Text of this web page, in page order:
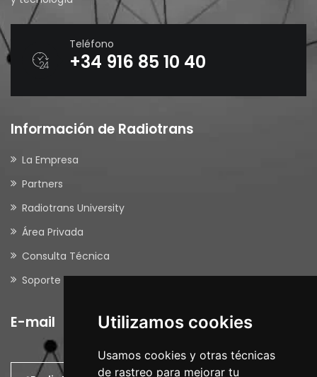
Utilizamos cookies
Usamos cookies y otras técnicas
de rastreo para mejorar tu
Teléfono
+34 916 85 10 40
Información de Radiotrans
La Empresa
Partners
Radiotrans University
Área Privada
Consulta Técnica
Soporte Remoto
E-mail